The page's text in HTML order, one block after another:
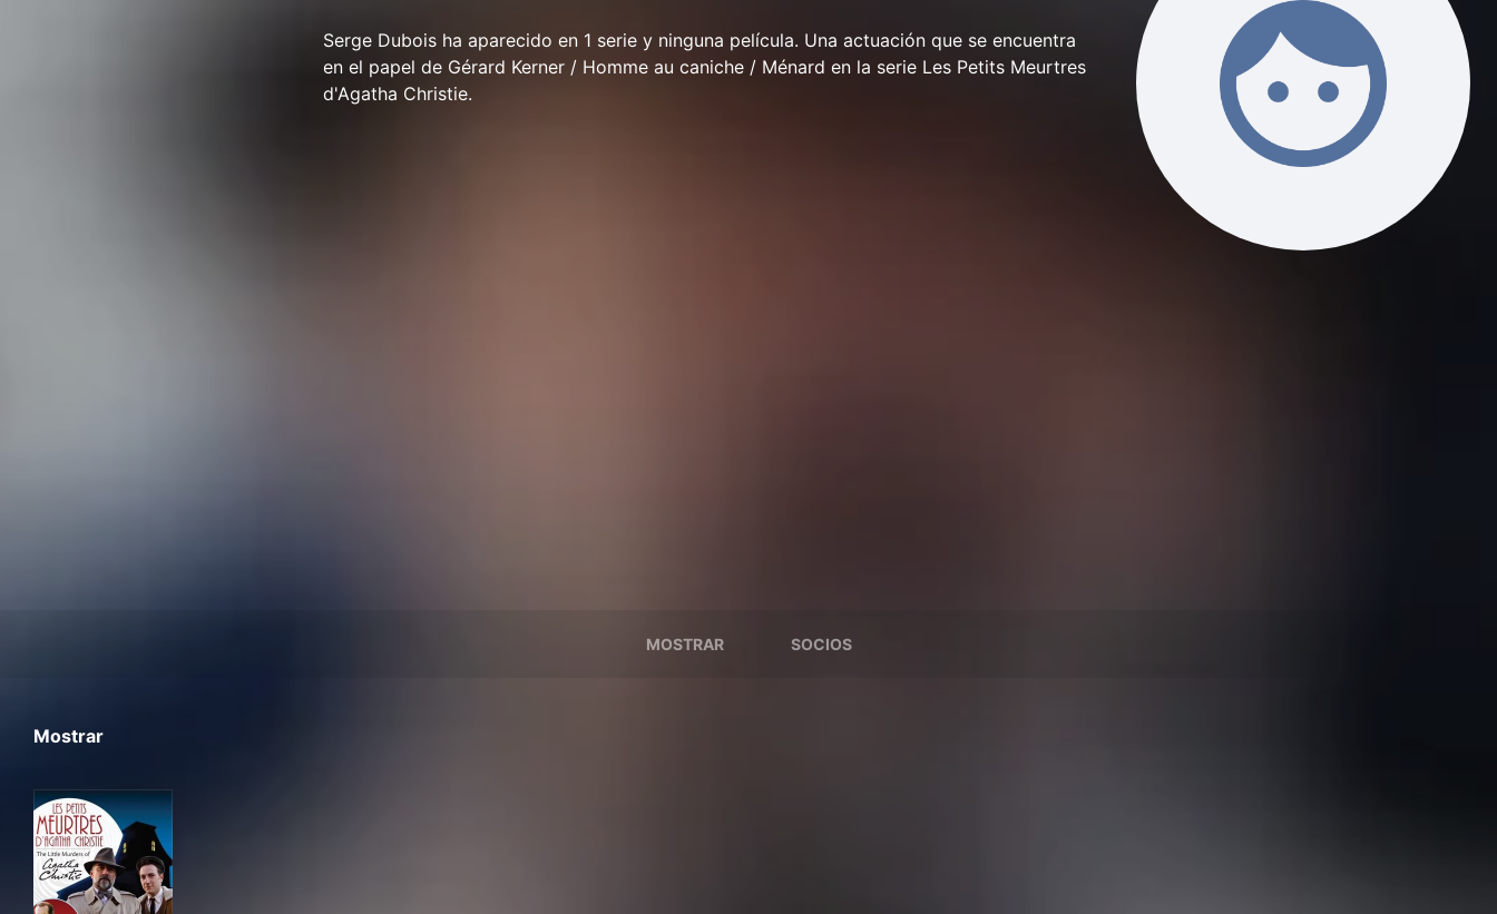
Serge Dubois ha aparecido en 1 serie y ninguna película. Una actuación que se encuentra
en el papel de Gérard Kerner / Homme au caniche / Ménard en la serie Les Petits Meurtres
d'Agatha Christie.
MOSTRAR SOCIOS
Mostrar